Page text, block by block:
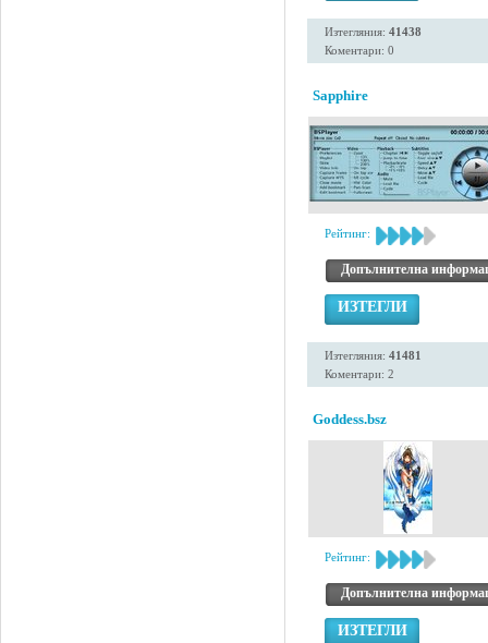
Изтегляния: 41438
Коментари: 0
Sapphire
Рейтинг:
Допълнителна
ИЗТЕГЛИ
Изтегляния: 41481
Коментари: 2
Goddess.bsz
Рейтинг:
Допълнителна
ИЗТЕГЛИ